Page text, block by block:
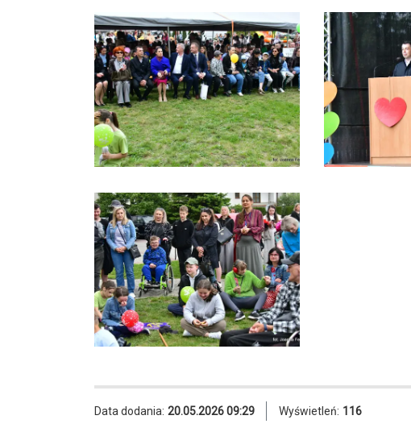
Data dodania: 20.05.2026 09:29 Wyświetleń: 116